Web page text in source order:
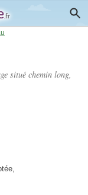
situé chemin long,
,